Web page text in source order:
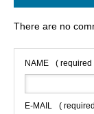
There are no
NAME ( required
E-MAIL (